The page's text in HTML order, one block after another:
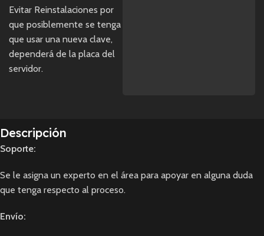
Evitar Reinstalaciones por
que posiblemente se tenga
que usar una nueva clave,
dependerá de la placa del
servidor.
Descripción
Soporte:
Se le asigna un experto en el área para apoyar en alguna duda
que tenga respecto al proceso.
Envío: